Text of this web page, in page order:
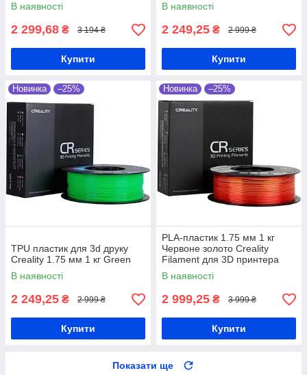
В наявності
2 299,68 ₴ 3 194 ₴
Купити
В наявності
2 249,25 ₴ 2 999 ₴
Купити
Новинка –25%
TPU пластик для 3d друку
Creality 1.75 мм 1 кг Green
В наявності
2 249,25 ₴ 2 999 ₴
Купити
Новинка –25%
PLA-пластик 1.75 мм 1 кг
Червоне золото Creality
Filament для 3D принтера
шовковий блиск
В наявності
2 999,25 ₴ 3 999 ₴
Купити
Показати ще